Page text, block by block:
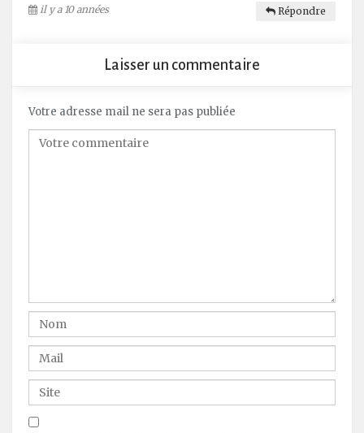
il y a 10 années Répondre
Laisser un commentaire
Votre adresse mail ne sera pas publiée